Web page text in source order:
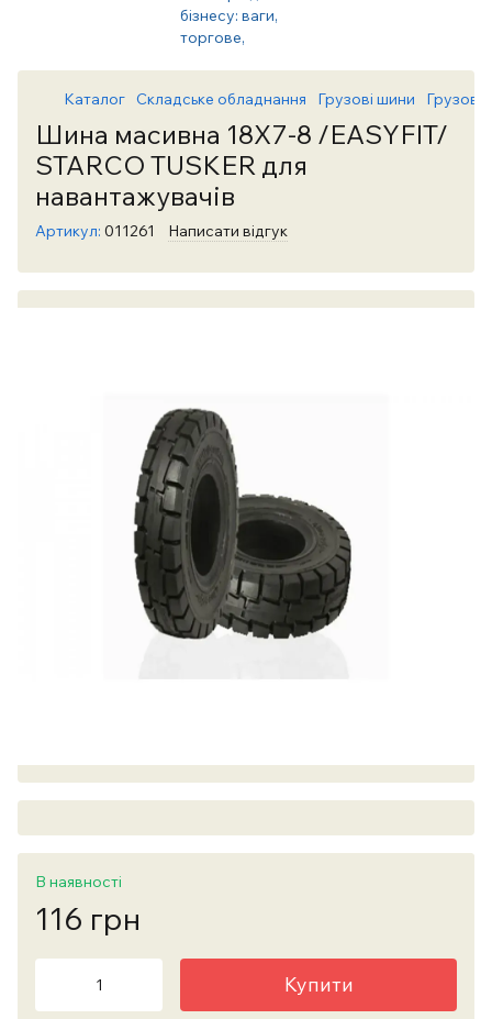
Каталог Складське обладнання Грузові шини Грузові
Шина масивна 18X7-8 /EASYFIT/
STARCO TUSKER для
навантажувачів
Артикул: 011261 Написати відгук
В наявності
116 грн
Купити